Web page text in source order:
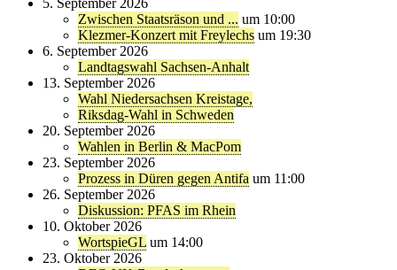
5. September 2026
Zwischen Staatsräson und ... um 10:00
Klezmer-Konzert mit Freylechs um 19:30
6. September 2026
Landtagswahl Sachsen-Anhalt
13. September 2026
Wahl Niedersachsen Kreistage,
Riksdag-Wahl in Schweden
20. September 2026
Wahlen in Berlin & MacPom
23. September 2026
Prozess in Düren gegen Antifa um 11:00
26. September 2026
Diskussion: PFAS im Rhein
10. Oktober 2026
WortspieGL um 14:00
23. Oktober 2026